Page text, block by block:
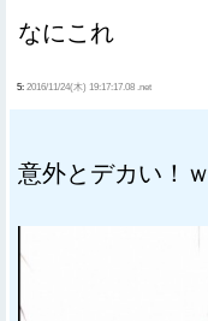
なにこれ
5: 2016/11/24(木) 19:17:17.08 .net
意外とデカい！ｗ